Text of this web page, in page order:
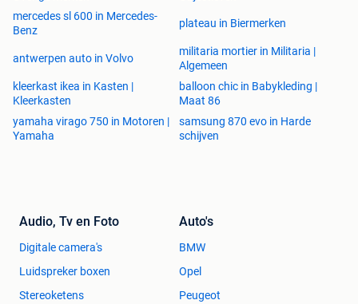
mercedes sl 600 in Mercedes-
Benz
plateau in Biermerken
antwerpen auto in Volvo
militaria mortier in Militaria |
Algemeen
kleerkast ikea in Kasten |
Kleerkasten
balloon chic in Babykleding |
Maat 86
yamaha virago 750 in Motoren |
Yamaha
samsung 870 evo in Harde
schijven
Audio, Tv en Foto
Digitale camera's
Luidspreker boxen
Stereoketens
Auto's
BMW
Opel
Peugeot